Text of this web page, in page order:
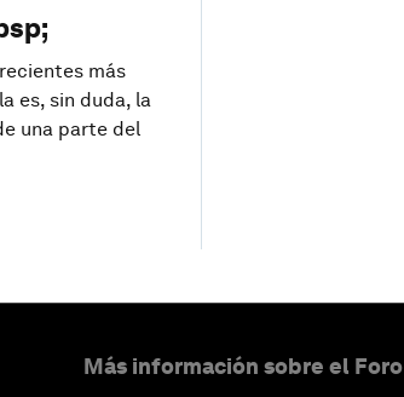
más
es, sin duda, la
una parte del
Más información sobre el Foro